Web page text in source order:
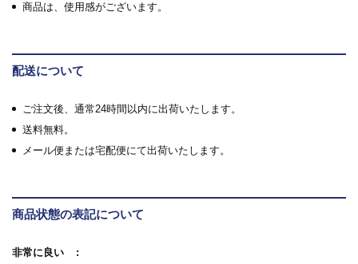
商品は、使用感がございます。
配送について
ご注文後、通常24時間以内に出荷いたします。
送料無料。
メール便または宅配便にて出荷いたします。
商品状態の表記について
非常に良い